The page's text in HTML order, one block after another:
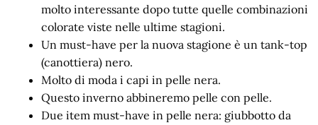
molto interessante dopo tutte quelle combinazioni
colorate viste nelle ultime stagioni.
Un must-have per la nuova stagione è un tank-top
(canottiera) nero.
Molto di moda i capi in pelle nera.
Questo inverno abbineremo pelle con pelle.
Due item must-have in pelle nera: giubbotto da